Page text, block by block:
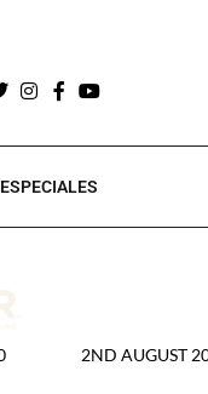
ESPECIALES